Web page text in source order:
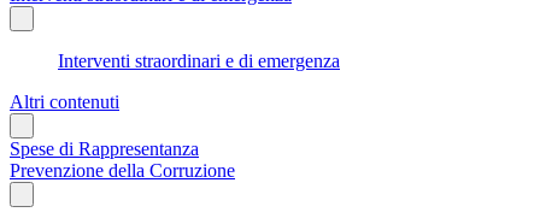
Interventi straordinari e di emergenza
Altri contenuti
Spese di Rappresentanza
Prevenzione della Corruzione